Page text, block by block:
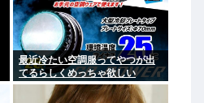
最近冷たい空調服ってやつが出
てるらしくめっちゃ欲しい